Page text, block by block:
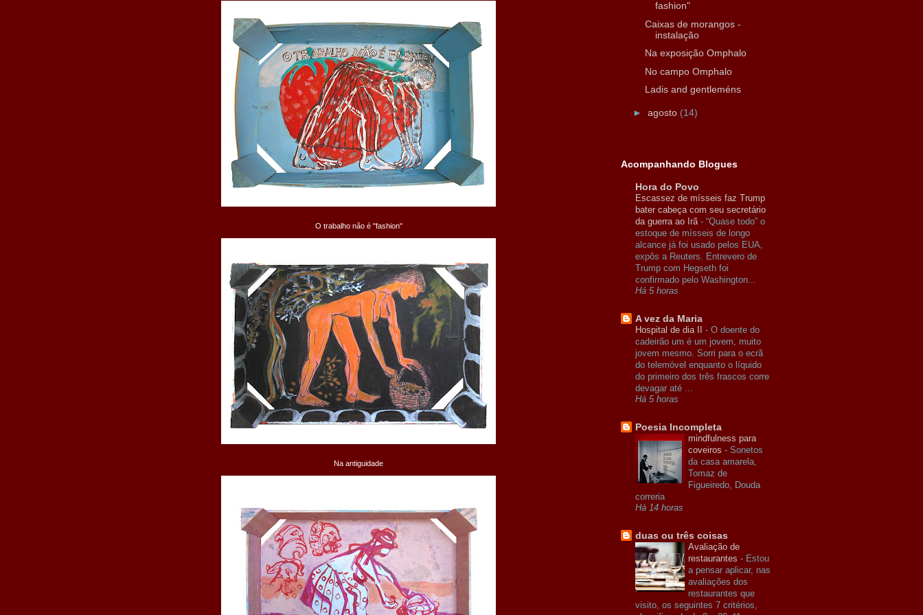
O trabalho não é "fashion"
Na antiguidade
fashion"
Caixas de morangos -
instalação
Na exposição Omphalo
No campo Omphalo
Ladis and gentleméns
► agosto (14)
Acompanhando Blogues
Hora do Povo
Escassez de mísseis faz Trump
bater cabeça com seu secretário
da guerra ao Irã - “Quase todo” o
estoque de mísseis de longo
alcance já foi usado pelos EUA,
expôs a Reuters. Entrevero de
Trump com Hegseth foi
confirmado pelo Washington...
Há 5 horas
A vez da Maria
Hospital de dia II - O doente do
cadeirão um é um jovem, muito
jovem mesmo. Sorri para o ecrã
do telemóvel enquanto o líquido
do primeiro dos três frascos corre
devagar até ...
Há 5 horas
Poesia Incompleta
mindfulness para
coveiros - Sonetos
da casa amarela,
Tomaz de
Figueiredo, Douda
correria
Há 14 horas
duas ou três coisas
Avaliação de
restaurantes - Estou
a pensar aplicar, nas
avaliações dos
restaurantes que
visito, os seguintes 7 critérios,